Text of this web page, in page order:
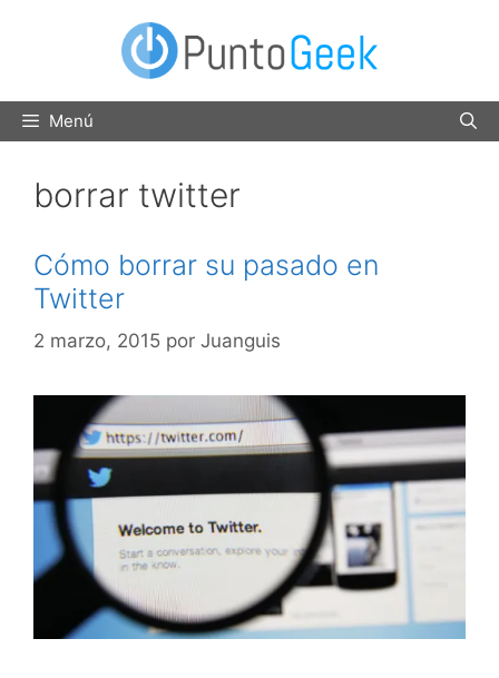
Menú
borrar twitter
Cómo borrar su pasado en
Twitter
2 marzo, 2015 por Juanguis